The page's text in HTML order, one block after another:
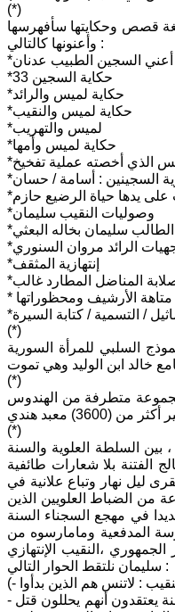
(*)
ظلال قاتمة لاتنسى بصيغة قصص وحكايتها سأفهرسها
وأعنونها كالتالي :
*حكاية السجين 33
*حكاية لميس والرائد
*حكاية لميس والنقيب
*لميس والتهريب
*حكاية لميس وأمها
الذي أخصته عملية تفخيخ
السجينين : أسامة / حسان
على يدها حياة الرضيع حازم
*وصوليات النقيب سليمان
الطالب سليمان بخاله البعثي
الرائد مروان السنوري
*إنتهازية المثقف
/ التسمية / كتابة السيرة
(*)
السلبي للمرأة السورية
(*)
مجموعة متطرفة من الهندوس
(*)
السلطة العلوية والسنة
عالج الفتنة بلا شعارات طائفية
ليل نهار وتباع علانية في
من الضباط العلويين الذين
في مهجع السجناء السنة
المدفعية ومامارسوه من
والناطق عن القصر الجمهوري ،النقيب الإنتهازي
سليمان نلتقط الحوار التالي :
النقيب : لاتنس هم الذين بدأوا
- الشيخ حامد : لاتقل هم ،قل مجموعة ناقمة على الدولة ، ولكي تدرك نتائج ماقد يحصل ،المجانين هنا يأملون بالانتقام من السنة يعتقدون أنهم يحللون قتل